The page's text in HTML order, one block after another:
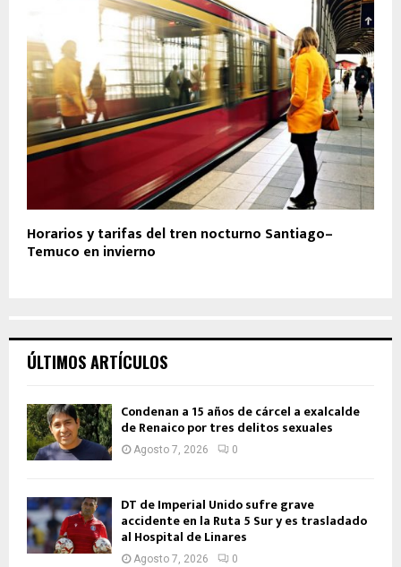
Horarios y tarifas del tren nocturno Santiago–
Temuco en invierno
ÚLTIMOS ARTÍCULOS
Condenan a 15 años de cárcel a exalcalde
de Renaico por tres delitos sexuales
Agosto 7, 2026 0
DT de Imperial Unido sufre grave
accidente en la Ruta 5 Sur y es trasladado
al Hospital de Linares
Agosto 7, 2026 0